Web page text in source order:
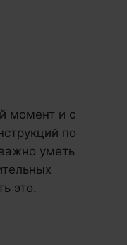
момент и с
по
уметь
это.